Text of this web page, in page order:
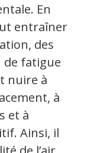
En
entraîner
des
de fatigue
nuire à
à
et à
Ainsi, il